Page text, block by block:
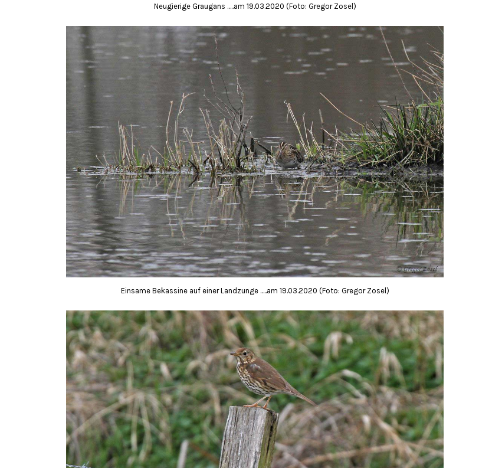
Neugierige Graugans …..am 19.03.2020 (Foto: Gregor Zosel)
Einsame Bekassine auf einer Landzunge …..am 19.03.2020 (Foto: Gregor Zosel)